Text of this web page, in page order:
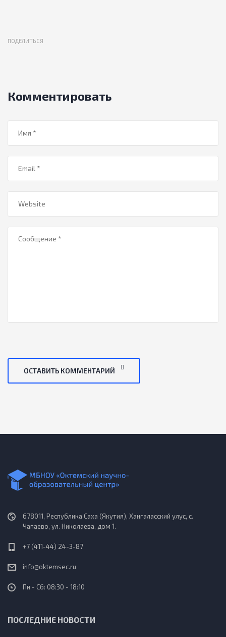
ПОДЕЛИТЬСЯ
Комментировать
ОСТАВИТЬ КОММЕНТАРИЙ
678011, Республика Саха (Якутия), Хангаласский улус, с.
Чапаево, ул. Николаева, дом 1.
+7 (411-44) 24-3-87
info@oktemsec.ru
Пн - Сб: 08:30 - 18:10
ПОСЛЕДНИЕ НОВОСТИ